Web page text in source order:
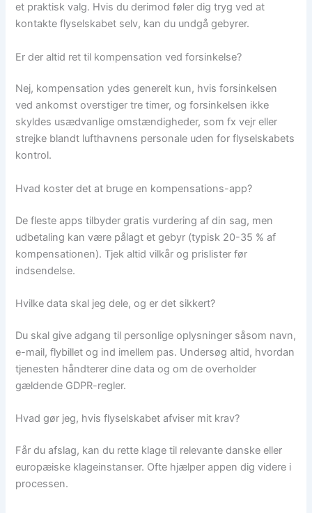
et praktisk valg. Hvis du derimod føler dig tryg ved at
kontakte flyselskabet selv, kan du undgå gebyrer.
Er der altid ret til kompensation ved forsinkelse?
Nej, kompensation ydes generelt kun, hvis forsinkelsen
ved ankomst overstiger tre timer, og forsinkelsen ikke
skyldes usædvanlige omstændigheder, som fx vejr eller
strejke blandt lufthavnens personale uden for flyselskabets
kontrol.
Hvad koster det at bruge en kompensations-app?
De fleste apps tilbyder gratis vurdering af din sag, men
udbetaling kan være pålagt et gebyr (typisk 20-35 % af
kompensationen). Tjek altid vilkår og prislister før
indsendelse.
Hvilke data skal jeg dele, og er det sikkert?
Du skal give adgang til personlige oplysninger såsom navn,
e-mail, flybillet og ind imellem pas. Undersøg altid, hvordan
tjenesten håndterer dine data og om de overholder
gældende GDPR-regler.
Hvad gør jeg, hvis flyselskabet afviser mit krav?
Får du afslag, kan du rette klage til relevante danske eller
europæiske klageinstanser. Ofte hjælper appen dig videre i
processen.